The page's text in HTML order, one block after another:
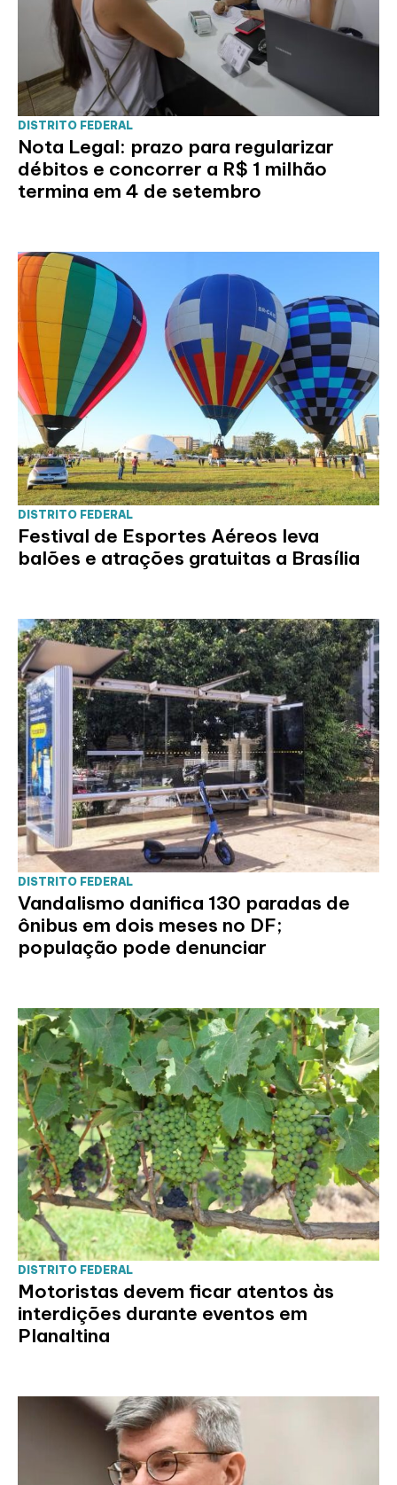
DISTRITO FEDERAL
Nota Legal: prazo para regularizar
débitos e concorrer a R$ 1 milhão
termina em 4 de setembro
DISTRITO FEDERAL
Festival de Esportes Aéreos leva
balões e atrações gratuitas a Brasília
DISTRITO FEDERAL
Vandalismo danifica 130 paradas de
ônibus em dois meses no DF;
população pode denunciar
DISTRITO FEDERAL
Motoristas devem ficar atentos às
interdições durante eventos em
Planaltina